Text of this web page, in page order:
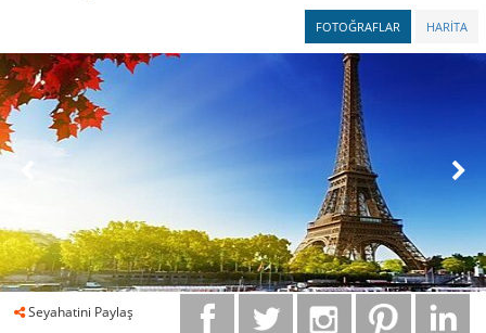
HARİTA
FOTOĞRAFLAR
Seyahatini Paylaş